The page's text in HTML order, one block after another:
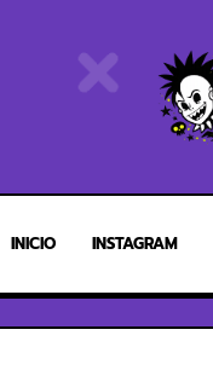
INICIO INSTAGRAM